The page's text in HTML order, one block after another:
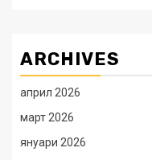
ARCHIVES
април 2026
март 2026
януари 2026